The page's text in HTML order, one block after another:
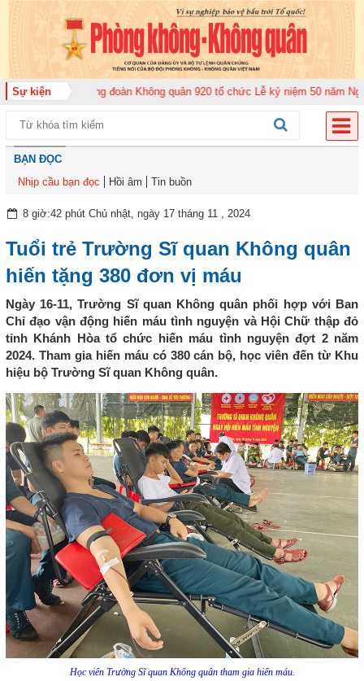
Sự kiện
2026 Trung đoàn Không quân 920 tổ chức Lễ kỷ niệm 50 năm Ngày
BẠN ĐỌC
Nhịp cầu bạn đọc
Hồi âm Tin buồn
8 giờ:42 phút Chủ nhật, ngày 17 tháng 11 , 2024
Tuổi trẻ Trường Sĩ quan Không quân
hiến tặng 380 đơn vị máu
Ngày 16-11, Trường Sĩ quan Không quân phối hợp với Ban
Chỉ đạo vận động hiến máu tình nguyện và Hội Chữ thập đỏ
tỉnh Khánh Hòa tổ chức hiến máu tình nguyện đợt 2 năm
2024. Tham gia hiến máu có 380 cán bộ, học viên đến từ Khu
hiệu bộ Trường Sĩ quan Không quân.
Học viên Trường Sĩ quan Không quân tham gia hiến máu.